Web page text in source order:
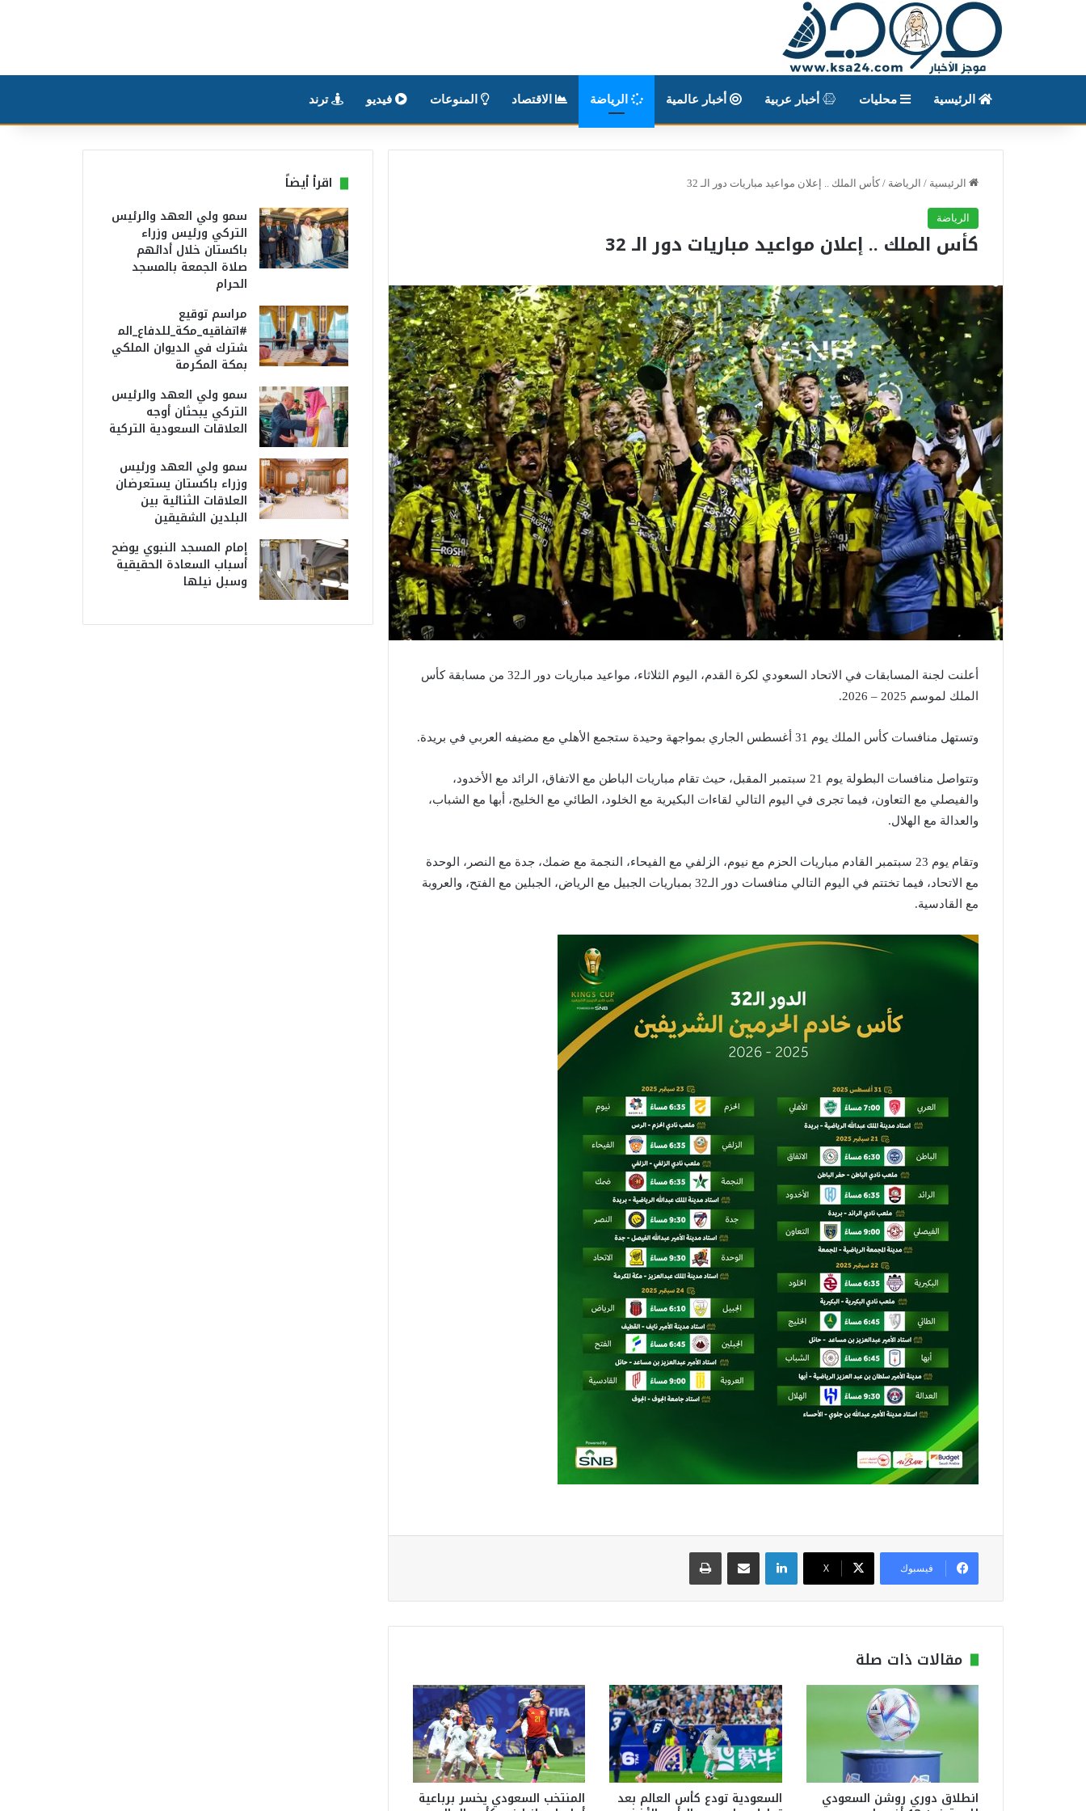
الرئيسية محليات أخبار عربية أخبار عالمية الرياضة الاقتصاد المنوعات فيديو ترند
الرئيسية / الرياضة / كأس الملك .. إعلان مواعيد مباريات دور الـ 32
الرياضة
كأس الملك .. إعلان مواعيد مباريات دور الـ 32
أعلنت لجنة المسابقات في الاتحاد السعودي لكرة القدم، اليوم الثلاثاء، مواعيد مباريات دور الـ32 من مسابقة كأس
الملك لموسم 2025 – 2026.
وتستهل منافسات كأس الملك يوم 31 أغسطس الجاري بمواجهة وحيدة ستجمع الأهلي مع مضيفه العربي في بريدة.
وتتواصل منافسات البطولة يوم 21 سبتمبر المقبل، حيث تقام مباريات الباطن مع الاتفاق، الرائد مع الأخدود،
والفيصلي مع التعاون، فيما تجرى في اليوم التالي لقاءات البكيرية مع الخلود، الطائي مع الخليج، أبها مع الشباب،
والعدالة مع الهلال.
وتقام يوم 23 سبتمبر القادم مباريات الحزم مع نيوم، الزلفي مع الفيحاء، النجمة مع ضمك، جدة مع النصر، الوحدة
مع الاتحاد، فيما تختتم في اليوم التالي منافسات دور الـ32 بمباريات الجبيل مع الرياض، الجبلين مع الفتح، والعروبة
مع القادسية.
فيسبوك ‫X
لينكدإن
مقالات ذات صلة
انطلاق دوري روشن السعودي السعودية تودع كأس العالم بعد المنتخب السعودي يخسر برباعية
اقرأ أيضاً
سمو ولي العهد والرئيس
التركي ورئيس وزراء
باكستان خلال أدائهم
صلاة الجمعة بالمسجد
الحرام
مراسم توقيع
#اتفاقيه_مكة_للدفاع_الم
شترك في الديوان الملكي
بمكة المكرمة
سمو ولي العهد والرئيس
التركي يبحثان أوجه
العلاقات السعودية التركية
سمو ولي العهد ورئيس
وزراء باكستان يستعرضان
العلاقات الثنائية بين
البلدين الشقيقين
إمام المسجد النبوي يوضح
أسباب السعادة الحقيقية
وسبل نيلها